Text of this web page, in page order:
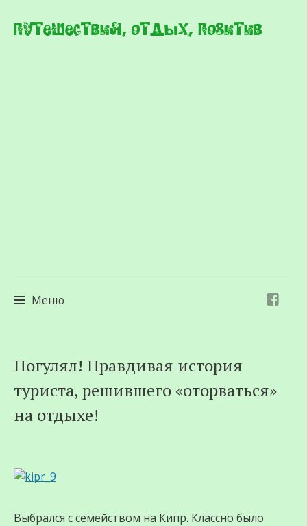
Путешествия, отдых, позитив
Меню
к
содержимому
Погулял! Правдивая история
туриста, решившего «оторваться»
на отдыхе!
Выбрался с семейством на Кипр. Классно было